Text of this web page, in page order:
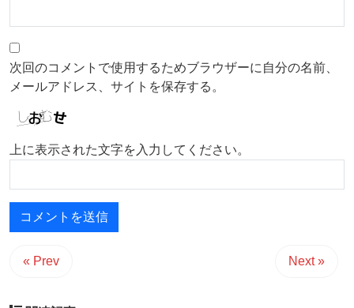
次回のコメントで使用するためブラウザーに自分の名前、
メールアドレス、サイトを保存する。
上に表示された文字を入力してください。
« Prev Next »